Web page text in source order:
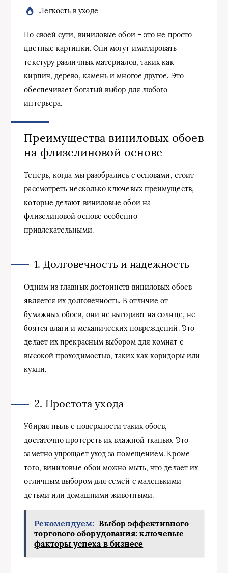
Легкость в уходе
По своей сути, виниловые обои – это не просто
цветные картинки. Они могут имитировать
текстуру различных материалов, таких как
кирпич, дерево, камень и многое другое. Это
обеспечивает богатый выбор для любого
интерьера.
Преимущества виниловых обоев
на флизелиновой основе
Теперь, когда мы разобрались с основами, стоит
рассмотреть несколько ключевых преимуществ,
которые делают виниловые обои на
флизелиновой основе особенно
привлекательными.
1. Долговечность и надежность
Одним из главных достоинств виниловых обоев
является их долговечность. В отличие от
бумажных обоев, они не выгорают на солнце, не
боятся влаги и механических повреждений. Это
делает их прекрасным выбором для комнат с
высокой проходимостью, таких как коридоры или
кухни.
2. Простота ухода
Убирая пыль с поверхности таких обоев,
достаточно протереть их влажной тканью. Это
заметно упрощает уход за помещением. Кроме
того, виниловые обои можно мыть, что делает их
отличным выбором для семей с маленькими
детьми или домашними животными.
Рекомендуем: Выбор эффективного
торгового оборудования: ключевые
факторы успеха в бизнесе